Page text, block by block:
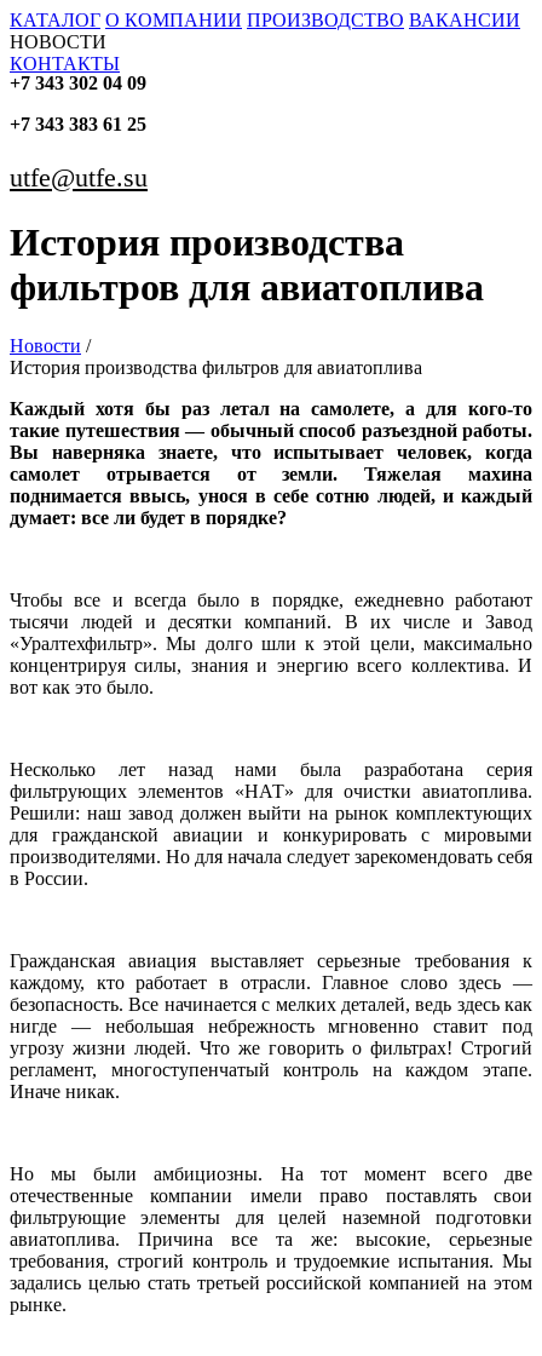
КАТАЛОГ О КОМПАНИИ ПРОИЗВОДСТВО ВАКАНСИИ
НОВОСТИ
КОНТАКТЫ
+7 343 302 04 09
+7 343 383 61 25
utfe@utfe.su
История производства
фильтров для авиатоплива
Новости /
История производства фильтров для авиатоплива
Каждый хотя бы раз летал на самолете, а для кого-то
такие путешествия — обычный способ разъездной работы.
Вы наверняка знаете, что испытывает человек, когда
самолет отрывается от земли. Тяжелая махина
поднимается ввысь, унося в себе сотню людей, и каждый
думает: все ли будет в порядке?
Чтобы все и всегда было в порядке, ежедневно работают
тысячи людей и десятки компаний. В их числе и Завод
«Уралтехфильтр». Мы долго шли к этой цели, максимально
концентрируя силы, знания и энергию всего коллектива. И
вот как это было.
Несколько лет назад нами была разработана серия
фильтрующих элементов «НАТ» для очистки авиатоплива.
Решили: наш завод должен выйти на рынок комплектующих
для гражданской авиации и конкурировать с мировыми
производителями. Но для начала следует зарекомендовать себя
в России.
Гражданская авиация выставляет серьезные требования к
каждому, кто работает в отрасли. Главное слово здесь —
безопасность. Все начинается с мелких деталей, ведь здесь как
нигде — небольшая небрежность мгновенно ставит под
угрозу жизни людей. Что же говорить о фильтрах! Строгий
регламент, многоступенчатый контроль на каждом этапе.
Иначе никак.
Но мы были амбициозны. На тот момент всего две
отечественные компании имели право поставлять свои
фильтрующие элементы для целей наземной подготовки
авиатоплива. Причина все та же: высокие, серьезные
требования, строгий контроль и трудоемкие испытания. Мы
задались целью стать третьей российской компанией на этом
рынке.